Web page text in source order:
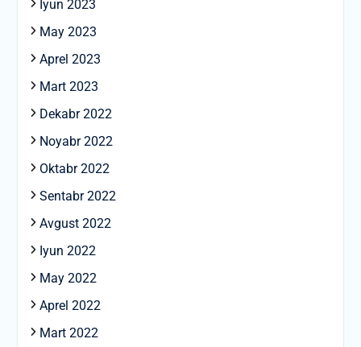
Iyun 2023
May 2023
Aprel 2023
Mart 2023
Dekabr 2022
Noyabr 2022
Oktabr 2022
Sentabr 2022
Avgust 2022
Iyun 2022
May 2022
Aprel 2022
Mart 2022